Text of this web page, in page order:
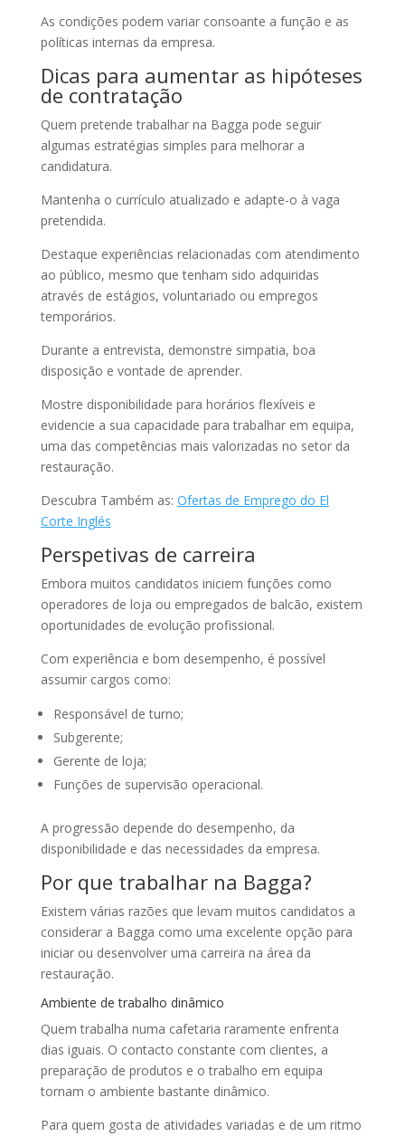
As condições podem variar consoante a função e as
políticas internas da empresa.
Dicas para aumentar as hipóteses
de contratação
Quem pretende trabalhar na Bagga pode seguir
algumas estratégias simples para melhorar a
candidatura.
Mantenha o currículo atualizado e adapte-o à vaga
pretendida.
Destaque experiências relacionadas com atendimento
ao público, mesmo que tenham sido adquiridas
através de estágios, voluntariado ou empregos
temporários.
Durante a entrevista, demonstre simpatia, boa
disposição e vontade de aprender.
Mostre disponibilidade para horários flexíveis e
evidencie a sua capacidade para trabalhar em equipa,
uma das competências mais valorizadas no setor da
restauração.
Descubra Também as: Ofertas de Emprego do El
Corte Inglés
Perspetivas de carreira
Embora muitos candidatos iniciem funções como
operadores de loja ou empregados de balcão, existem
oportunidades de evolução profissional.
Com experiência e bom desempenho, é possível
assumir cargos como:
Responsável de turno;
Subgerente;
Gerente de loja;
Funções de supervisão operacional.
A progressão depende do desempenho, da
disponibilidade e das necessidades da empresa.
Por que trabalhar na Bagga?
Existem várias razões que levam muitos candidatos a
considerar a Bagga como uma excelente opção para
iniciar ou desenvolver uma carreira na área da
restauração.
Ambiente de trabalho dinâmico
Quem trabalha numa cafetaria raramente enfrenta
dias iguais. O contacto constante com clientes, a
preparação de produtos e o trabalho em equipa
tornam o ambiente bastante dinâmico.
Para quem gosta de atividades variadas e de um ritmo